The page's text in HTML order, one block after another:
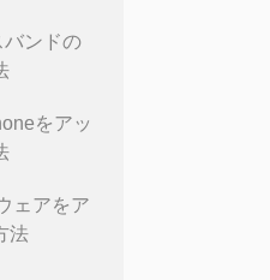
バンドの
をアッ
ェアをア
法